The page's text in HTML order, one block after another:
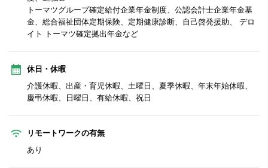
トーマツグループ確定給付企業年金制度、公認会計士企業年金基
金、総合福祉団体定期保険、定期健康診断、自己啓発援助、 デロ
イト トーマツ確定拠出年金など
休日・休暇
介護休暇、出産・育児休暇、土曜日、夏季休暇、年末年始休暇、
慶弔休暇、日曜日、有給休暇、祝日
リモートワークの有無
あり